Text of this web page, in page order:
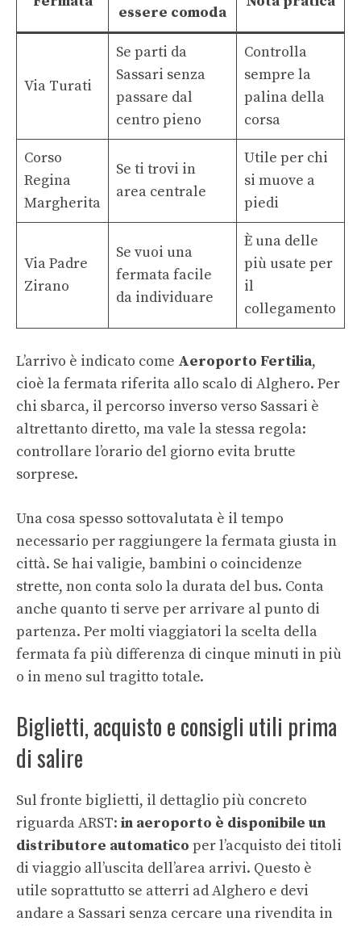
essere comoda
Via Turati
Se parti da
Sassari senza
passare dal
centro pieno
Controlla
sempre la
palina della
corsa
Corso
Regina
Margherita
Se ti trovi in
area centrale
Utile per chi
si muove a
piedi
Via Padre
Zirano
Se vuoi una
fermata facile
da individuare
È una delle
più usate per
il
collegamento
L’arrivo è indicato come Aeroporto Fertilia,
cioè la fermata riferita allo scalo di Alghero. Per
chi sbarca, il percorso inverso verso Sassari è
altrettanto diretto, ma vale la stessa regola:
controllare l’orario del giorno evita brutte
sorprese.
Una cosa spesso sottovalutata è il tempo
necessario per raggiungere la fermata giusta in
città. Se hai valigie, bambini o coincidenze
strette, non conta solo la durata del bus. Conta
anche quanto ti serve per arrivare al punto di
partenza. Per molti viaggiatori la scelta della
fermata fa più differenza di cinque minuti in più
o in meno sul tragitto totale.
Biglietti, acquisto e consigli utili prima
di salire
Sul fronte biglietti, il dettaglio più concreto
riguarda ARST: in aeroporto è disponibile un
distributore automatico per l’acquisto dei titoli
di viaggio all’uscita dell’area arrivi. Questo è
utile soprattutto se atterri ad Alghero e devi
andare a Sassari senza cercare una rivendita in